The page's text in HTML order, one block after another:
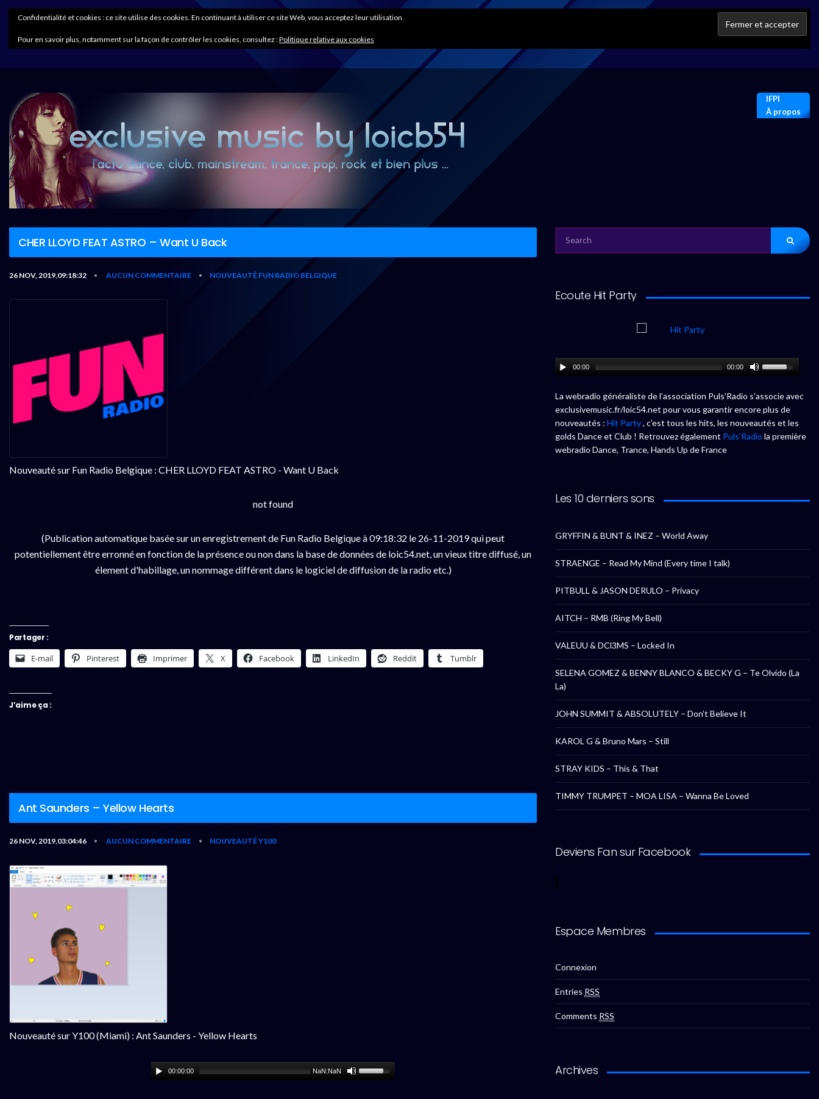
IFPI
À propos
CHER LLOYD FEAT ASTRO – Want U Back
26 NOV, 2019,09:18:32 • AUCUN COMMENTAIRE • NOUVEAUTÉ FUN RADIO BELGIQUE
Nouveauté sur Fun Radio Belgique : CHER LLOYD FEAT ASTRO - Want U Back
not found
(Publication automatique basée sur un enregistrement de Fun Radio Belgique à 09:18:32 le 26-11-2019 qui peut
potentiellement être erronné en fonction de la présence ou non dans la base de données de loic54.net, un vieux titre diffusé, un
élement d'habillage, un nommage différent dans le logiciel de diffusion de la radio etc.)
Partager :
E-mail Pinterest Imprimer X Facebook LinkedIn Reddit Tumblr
J’aime ça :
Ant Saunders – Yellow Hearts
26 NOV, 2019,03:04:46 • AUCUN COMMENTAIRE • NOUVEAUTÉ Y100
Nouveauté sur Y100 (Miami) : Ant Saunders - Yellow Hearts
00:00:00 NaN:NaN
FOR:
Ecoute Hit Party
00:00 00:00
La webradio généraliste de l’association Puls’Radio s’associe avec
exclusivemusic.fr/loic54.net pour vous garantir encore plus de
nouveautés : Hit Party, c’est tous les hits, les nouveautés et les
golds Dance et Club ! Retrouvez également Puls’Radio la première
webradio Dance, Trance, Hands Up de France
Les 10 derniers sons
GRYFFIN & BUNT & INEZ – World Away
STRAENGE – Read My Mind (Every time I talk)
PITBULL & JASON DERULO – Privacy
AITCH – RMB (Ring My Bell)
VALEUU & DCl3MS – Locked In
SELENA GOMEZ & BENNY BLANCO & BECKY G – Te Olvido (La
La)
JOHN SUMMIT & ABSOLUTELY – Don’t Believe It
KAROL G & Bruno Mars – Still
STRAY KIDS – This & That
TIMMY TRUMPET – MOA LISA – Wanna Be Loved
Deviens Fan sur Facebook
Espace Membres
Connexion
Entries RSS
Comments RSS
Archives
Confidentialité et cookies : ce site utilise des cookies. En continuant à utiliser ce site Web, vous acceptez leur utilisation.
Pour en savoir plus, notamment sur la façon de contrôler les cookies, consultez :Politique relative aux cookies